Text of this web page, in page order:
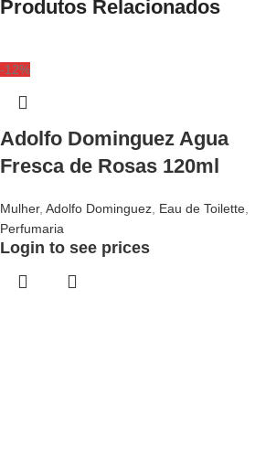
Produtos Relacionados
-12%
Adolfo Dominguez Agua
Fresca de Rosas 120ml
Mulher, Adolfo Dominguez Eau de Toilette
Perfumaria
Login to see prices